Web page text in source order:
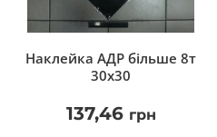
Наклейка АДР більше 8т
30х30
137,46 грн